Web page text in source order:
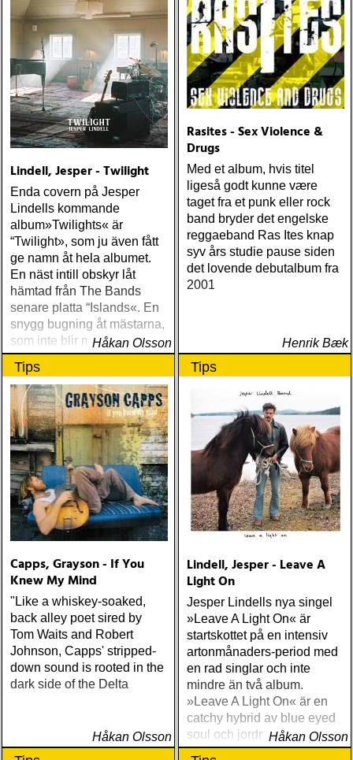
Lindell, Jesper - Twilight
Enda covern på Jesper
Lindells kommande
album»Twilights« är
“Twilight», som ju även fått
ge namn åt hela albumet.
En näst intill obskyr låt
hämtad från The Bands
senare platta “Islands«. En
snygg bugning åt mästarna,
som inte blir mindre elegant
genom gästspelet av Amy
Helm.
Håkan Olsson
Rasites - Sex Violence &
Drugs
Med et album, hvis titel
ligeså godt kunne være
taget fra et punk eller rock
band bryder det engelske
reggaeband Ras Ites knap
syv års studie pause siden
det lovende debutalbum fra
2001
Henrik Bæk
Tips
Capps, Grayson - If You
Knew My Mind
"Like a whiskey-soaked,
back alley poet sired by
Tom Waits and Robert
Johnson, Capps' stripped-
down sound is rooted in the
dark side of the Delta
Håkan Olsson
Tips
Lindell, Jesper - Leave A
Light On
Jesper Lindells nya singel
»Leave A Light On« är
startskottet på en intensiv
artonmånaders-period med
en rad singlar och inte
mindre än två album.
»Leave A Light On« är en
catchy hybrid av blue eyed
soul och jordnära klassisk
rock, som övertygar stort
Håkan Olsson